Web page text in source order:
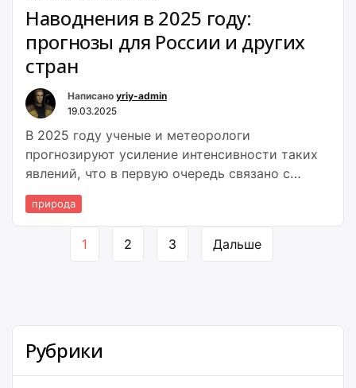
Рубрики
Наводнения в 2025 году:
прогнозы для России и других
стран
Написано yriy-admin
19.03.2025
В 2025 году ученые и метеорологи
прогнозируют усиление интенсивности таких
явлений, что в первую очередь связано с
изменениями климата.
природа
Навигация
1 2 3 Дальше